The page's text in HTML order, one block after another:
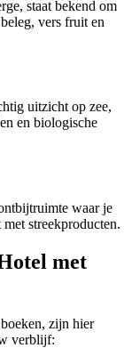
staat bekend om
vers fruit en
uitzicht op zee,
en biologische
waar je
streekproducten.
met
zijn hier
verblijf: